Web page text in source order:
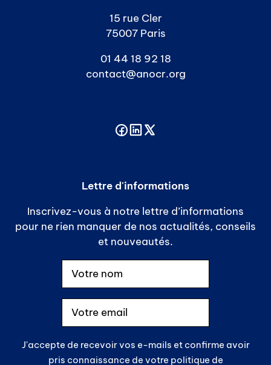
15 rue Cler
75007 Paris
01 44 18 92 18
contact@anocr.org
Lettre d'informations
Inscrivez-vous à notre lettre d’informations
pour ne rien manquer de nos actualités, conseils
et nouveautés.
J'accepte de recevoir vos e-mails et confirme avoir
pris connaissance de votre politique de